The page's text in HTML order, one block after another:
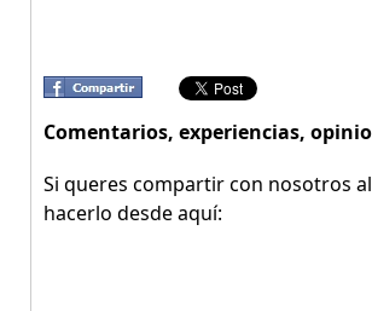
Comentarios, experiencias,
Si queres compartir con nosotros
hacerlo desde aquí: